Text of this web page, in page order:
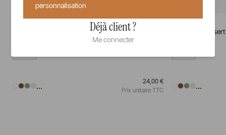
...
24,00 €
Prix unitaire TTC
Assiette à dessert
...
personnalisation
Déjà client ?
Me connecter